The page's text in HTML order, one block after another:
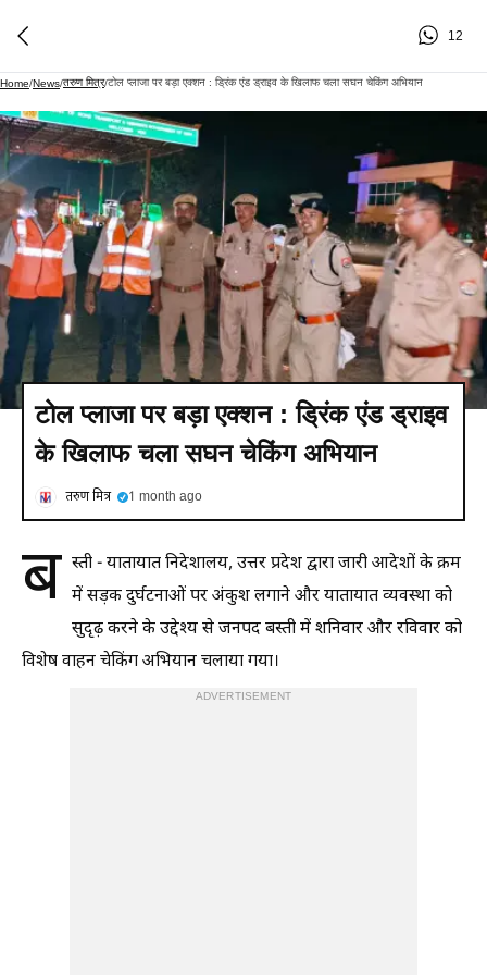
12
Home/News/तरुण मित्र/टोल प्लाजा पर बड़ा एक्शन : ड्रिंक एंड ड्राइव के खिलाफ चला सघन चेकिंग अभियान
टोल प्लाजा पर बड़ा एक्शन : ड्रिंक एंड ड्राइव
के खिलाफ चला सघन चेकिंग अभियान
तरुण मित्र 1 month ago
ब स्ती - यातायात निदेशालय, उत्तर प्रदेश द्वारा जारी आदेशों के क्रम
में सड़क दुर्घटनाओं पर अंकुश लगाने और यातायात व्यवस्था को
सुदृढ़ करने के उद्देश्य से जनपद बस्ती में शनिवार और रविवार को
विशेष वाहन चेकिंग अभियान चलाया गया।
ADVERTISEMENT